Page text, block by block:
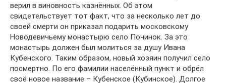
верил в виновность казнённых. Об этом
свидетельствует тот факт, что за несколько лет до
своей смерти он приказал подарить московскому
Новодевичьему монастырю село Починок. За это
монастырь должен был молиться за душу Ивана
Кубенского. Таким образом, новый хозяин получил село
посмертно. По его фамилии населённый пункт и обрёл
своё новое название – Кубенское (Кубинское). Долгое